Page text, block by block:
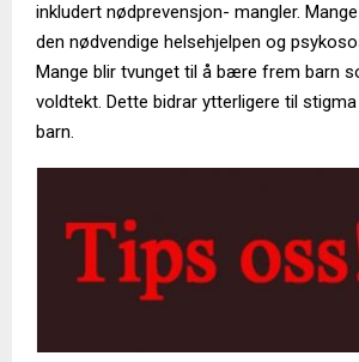
inkludert nødprevensjon- mangler.
den nødvendige helsehjelpen og
Mange blir tvunget til å bære frem barn
voldtekt. Dette bidrar ytterligere til
barn.